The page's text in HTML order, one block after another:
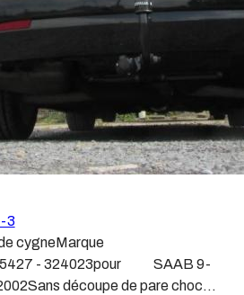
!Nous ne travaillons qu’avec
à même d’assurer le suivi de
SIARRATTELAGES
GDWATTELAGES
électrique est devenu le produit le
est soumis à normalisation et
est connecté à votre
à cet effet, supporter les
auquel il peut être soumis.
connecté modifie la
à la conduite type EPS, ABS,
3
de cygneMarque
- 324023pour SAAB 9-
découpe de pare choc